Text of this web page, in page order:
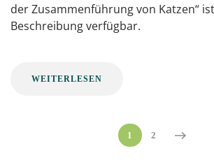
der Zusammenführung von Katzen“
Beschreibung verfügbar.
WEITERLESEN
1 2